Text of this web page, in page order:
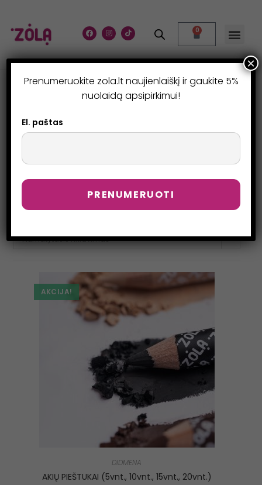
0
DIDMENA
> Produktai
Numatytasis rikiavimas
AKCIJA!
DIDMENA
AKIŲ PIEŠTUKAI (5vnt., 10vnt., 15vnt., 20vnt.)
Prenumeruokite zola.lt naujienlaiškį ir gaukite 5%
nuolaidą apsipirkimui!
El. paštas
×